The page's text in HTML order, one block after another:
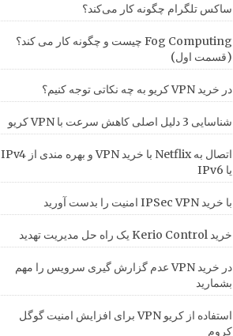
ساکس تلگرام چگونه کار می‌کند؟
Fog Computing چیست و چگونه کار می کند؟
(قسمت اول)
در خرید VPN کریو به چه نکاتی توجه کنیم؟
شناسایی 3 دلیل اصلی کاهش سرعت با VPN کریو
اتصال به Netflix با خرید VPN و بهره مندی از IPv4
یا IPv6
با خرید IPSec VPN امنیت را بدست آورید
خرید Kerio Control یک راه حل مدیریت تهدید
در خرید VPN عدم گزارش گیری سرویس را مهم
بشمارید
استفاده از کریو VPN برای افزایش امنیت گوگل
کروم